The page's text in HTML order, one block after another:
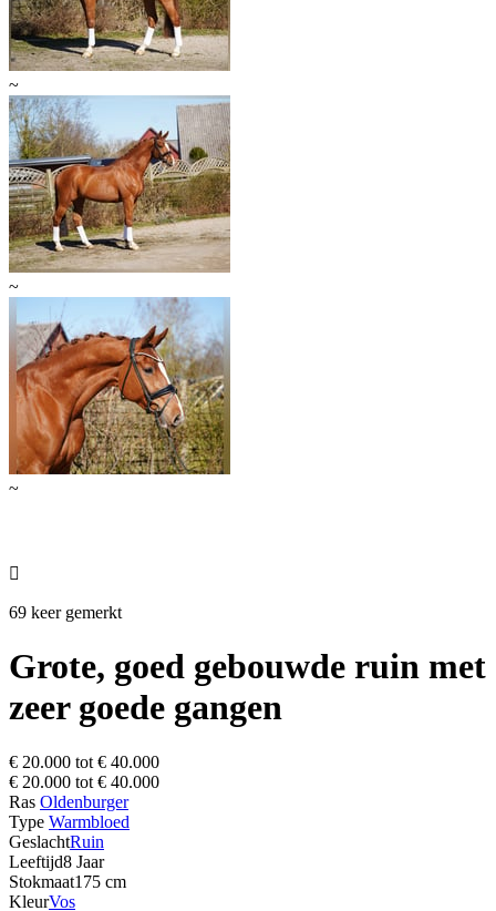
~
~
~

69 keer gemerkt
Grote, goed gebouwde ruin met
zeer goede gangen
€ 20.000 tot € 40.000
€ 20.000 tot € 40.000
Ras Oldenburger
Type Warmbloed
GeslachtRuin
Leeftijd8 Jaar
Stokmaat175 cm
KleurVos